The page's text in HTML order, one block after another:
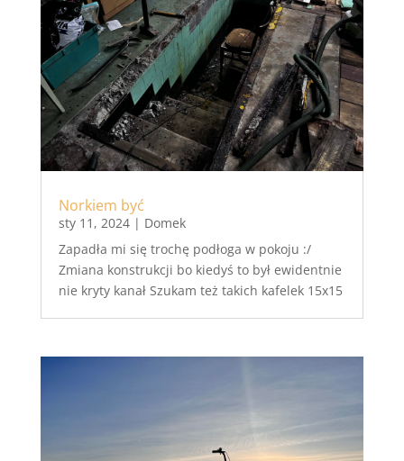
Norkiem być
sty 11, 2024| Domek
Zapadła mi się trochę podłoga w pokoju :/
Zmiana konstrukcji bo kiedyś to był ewidentnie
nie kryty kanał Szukam też takich kafelek 15x15